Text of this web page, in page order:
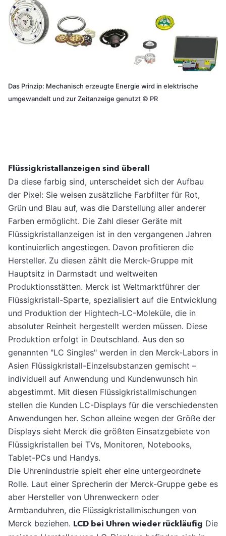
Das Prinzip: Mechanisch erzeugte Energie wird in elektrische
umgewandelt und zur Zeitanzeige genutzt © PR
Flüssigkristallanzeigen sind überall
Da diese farbig sind, unterscheidet sich der Aufbau
der Pixel: Sie weisen zusätzliche Farbfilter für Rot,
Grün und Blau auf, was die Darstellung aller anderer
Farben ermöglicht. Die Zahl dieser Geräte mit
Flüssigkristallanzeigen ist in den vergangenen Jahren
kontinuierlich angestiegen. Davon profitieren die
Hersteller. Zu diesen zählt die Merck-Gruppe mit
Hauptsitz in Darmstadt und weltweiten
Produktionsstätten. Merck ist Weltmarktführer der
Flüssigkristall-Sparte, spezialisiert auf die Entwicklung
und Produktion der Hightech-LC-Moleküle, die in
absoluter Reinheit hergestellt werden müssen. Diese
Produktion erfolgt in Deutschland. Aus den so
genannten "LC Singles" werden in den Merck-Labors in
Asien Flüssigkristall-Einzelsubstanzen gemischt –
individuell auf Anwendung und Kundenwunsch hin
abgestimmt. Mit diesen Flüssigkristallmischungen
stellen die Kunden LC-Displays für die verschiedensten
Anwendungen her. Schon alleine wegen der Größe der
Displays sieht Merck die größten Einsatzgebiete von
Flüssigkristallen bei TVs, Monitoren, Notebooks,
Tablet-PCs und Handys.
Die Uhrenindustrie spielt eher eine untergeordnete
Rolle. Laut einer Sprecherin der Merck-Gruppe gebe es
aber Hersteller von Uhrenweckern oder
Armbanduhren, die Flüssigkristallmischungen von
Merck beziehen. LCD bei Uhren wieder rückläufig Die